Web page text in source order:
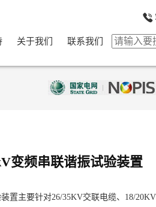
关于我们 联系我们
变频串联谐振试验装置
置主要针对26/35KV交联电缆、18/